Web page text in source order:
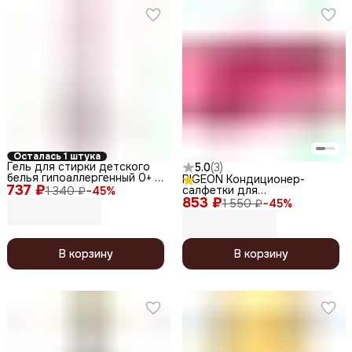
Осталась 1 штука
737 ₽1 340 ₽−45%
Гель для стирки детского
белья гипоаллергенный 0+ /
Laundry Detergent Pink,
2000 мл
В корзину
5.0(3)
853 ₽1 550 ₽−45%
PIGEON Кондиционер-
салфетки для
использовании в сушильной
машине / Rich Perfume Dryer
В корзину